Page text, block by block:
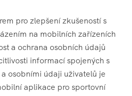
pro zlepšení zkušeností s
na mobilních zařízeních
a ochrana osobních údajů
informací spojených s
osobními údaji uživatelů je
aplikace pro sportovní